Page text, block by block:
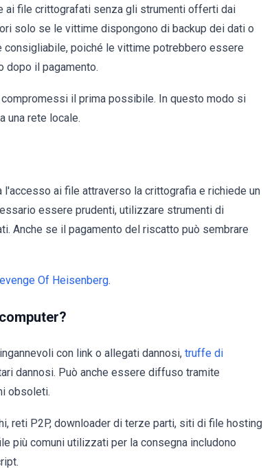
ai file crittografati senza gli strumenti offerti dai
solo se le vittime dispongono di backup dei dati o
poiché le vittime potrebbero essere
dopo il pagamento.
il prima possibile. In questo modo si
una rete locale.
l'accesso ai file attraverso la crittografia e richiede un
essere prudenti, utilizzare strumenti di
Anche se il pagamento del riscatto può sembrare
Of Heisenberg.
con link o allegati dannosi, truffe di
dannosi. Può anche essere diffuso tramite
obsoleti.
reti P2P, downloader di terze parti, siti di file hosting
più comuni utilizzati per la consegna includono